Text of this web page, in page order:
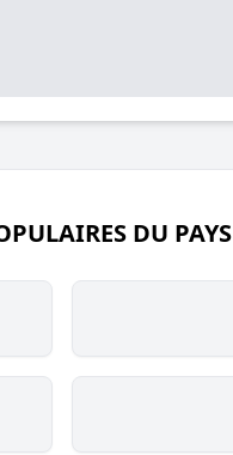
DU PAYS